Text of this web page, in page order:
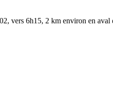
vers 6h15, 2 km environ en aval